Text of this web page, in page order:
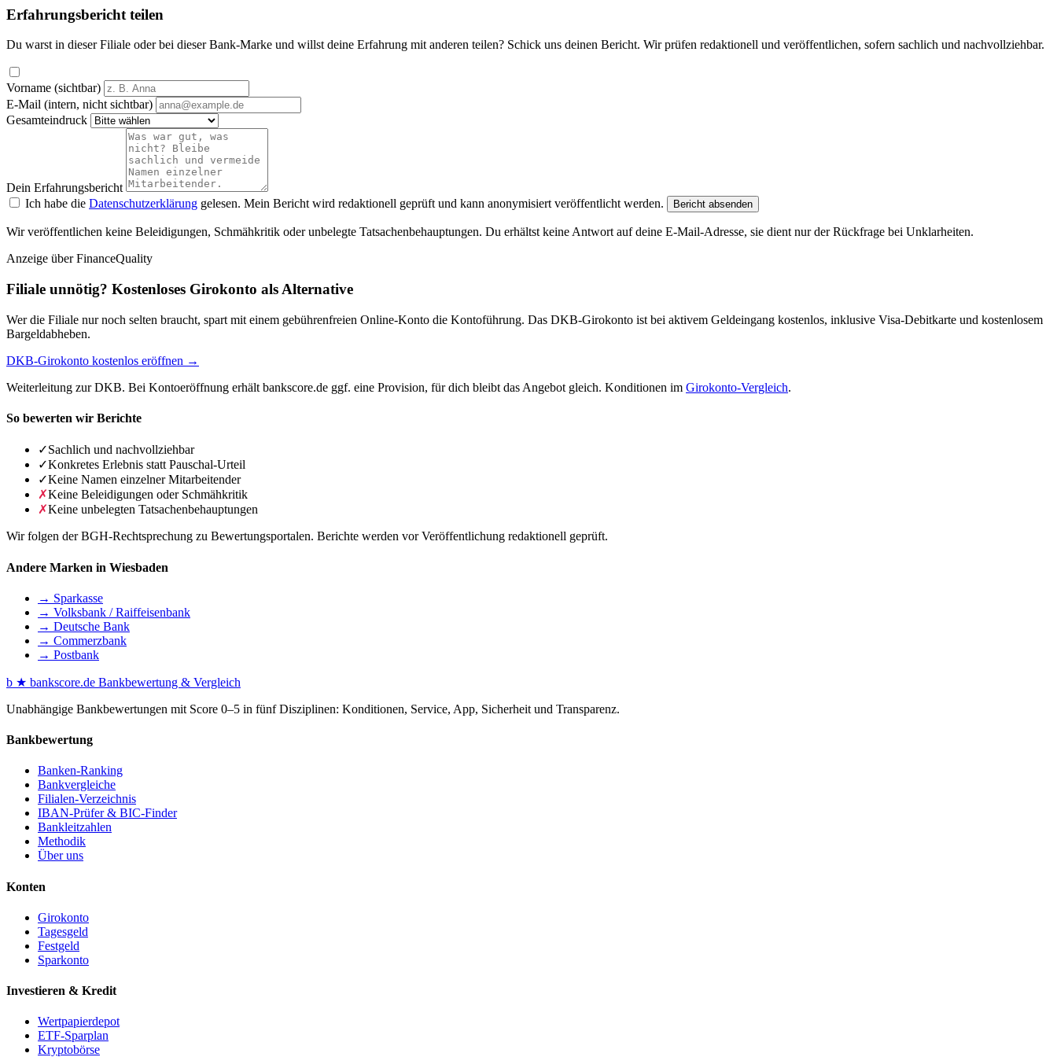
Erfahrungsbericht teilen
Du warst in dieser Filiale oder bei dieser Bank-Marke und willst deine Erfahrung mit anderen teilen? Schick uns deinen Bericht. Wir prüfen redaktionell und veröffentlichen, sofern sachlich und nachvollziehbar.
Vorname (sichtbar)
E-Mail (intern, nicht sichtbar)
Gesamteindruck
Dein Erfahrungsbericht
Ich habe die Datenschutzerklärung gelesen. Mein Bericht wird redaktionell geprüft und kann anonymisiert veröffentlicht werden. Bericht absenden
Wir veröffentlichen keine Beleidigungen, Schmähkritik oder unbelegte Tatsachenbehauptungen. Du erhältst keine Antwort auf deine E-Mail-Adresse, sie dient nur der Rückfrage bei Unklarheiten.
Anzeige über FinanceQuality
Filiale unnötig? Kostenloses Girokonto als Alternative
Wer die Filiale nur noch selten braucht, spart mit einem gebührenfreien Online-Konto die Kontoführung. Das DKB-Girokonto ist bei aktivem Geldeingang kostenlos, inklusive Visa-Debitkarte und kostenlosem
Bargeldabheben.
DKB-Girokonto kostenlos eröffnen →
Weiterleitung zur DKB. Bei Kontoeröffnung erhält bankscore.de ggf. eine Provision, für dich bleibt das Angebot gleich. Konditionen im Girokonto-Vergleich.
So bewerten wir Berichte
✓Sachlich und nachvollziehbar
✓Konkretes Erlebnis statt Pauschal-Urteil
✓Keine Namen einzelner Mitarbeitender
✗Keine Beleidigungen oder Schmähkritik
✗Keine unbelegten Tatsachenbehauptungen
Wir folgen der BGH-Rechtsprechung zu Bewertungsportalen. Berichte werden vor Veröffentlichung redaktionell geprüft.
Andere Marken in Wiesbaden
→ Sparkasse
→ Volksbank / Raiffeisenbank
→ Deutsche Bank
→ Commerzbank
→ Postbank
b ★ bankscore.de Bankbewertung & Vergleich
Unabhängige Bankbewertungen mit Score 0–5 in fünf Disziplinen: Konditionen, Service, App, Sicherheit und Transparenz.
Bankbewertung
Banken-Ranking
Bankvergleiche
Filialen-Verzeichnis
IBAN-Prüfer & BIC-Finder
Bankleitzahlen
Methodik
Über uns
Konten
Girokonto
Tagesgeld
Festgeld
Sparkonto
Investieren & Kredit
Wertpapierdepot
ETF-Sparplan
Kryptobörse